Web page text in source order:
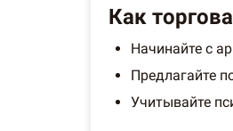
Как
Начинайте с
Предлагайте
Учитывайте